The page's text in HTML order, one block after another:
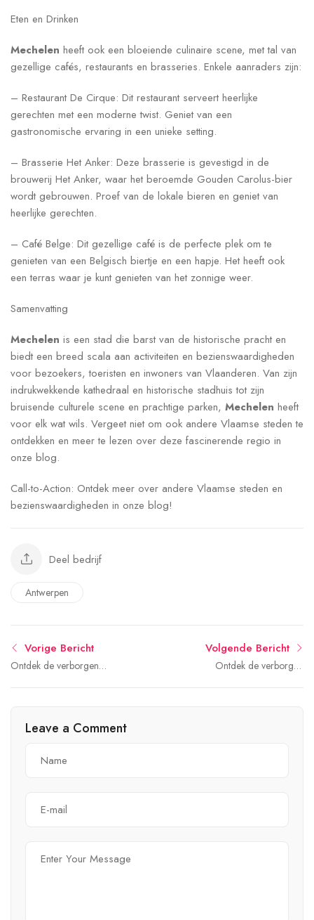
Eten en Drinken
Mechelen heeft ook een bloeiende culinaire scene, met tal van
gezellige cafés, restaurants en brasseries. Enkele aanraders zijn:
– Restaurant De Cirque: Dit restaurant serveert heerlijke
gerechten met een moderne twist. Geniet van een
gastronomische ervaring in een unieke setting.
– Brasserie Het Anker: Deze brasserie is gevestigd in de
brouwerij Het Anker, waar het beroemde Gouden Carolus-bier
wordt gebrouwen. Proef van de lokale bieren en geniet van
heerlijke gerechten.
– Café Belge: Dit gezellige café is de perfecte plek om te
genieten van een Belgisch biertje en een hapje. Het heeft ook
een terras waar je kunt genieten van het zonnige weer.
Samenvatting
Mechelen is een stad die barst van de historische pracht en
biedt een breed scala aan activiteiten en bezienswaardigheden
voor bezoekers, toeristen en inwoners van Vlaanderen. Van zijn
indrukwekkende kathedraal en historische stadhuis tot zijn
bruisende culturele scene en prachtige parken, Mechelen heeft
voor elk wat wils. Vergeet niet om ook andere Vlaamse steden te
ontdekken en meer te lezen over deze fascinerende regio in
onze blog.
Call-to-Action: Ontdek meer over andere Vlaamse steden en
bezienswaardigheden in onze blog!
Deel bedrijf
Antwerpen
Vorige Bericht
Ontdek de verborgen
Volgende Bericht
Ontdek de verborgen
Leave a Comment